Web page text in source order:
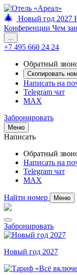
🎄 Новый год 2027
Конференции Чем
...
+7 495 660 24 24
Обратный
Скопировать
Написать на
Telegram чат
MAX
Забронировать
Меню
Написать
Обратный
Написать на
Telegram чат
MAX
Найти номер Меню
Забронировать
Новый год 2027